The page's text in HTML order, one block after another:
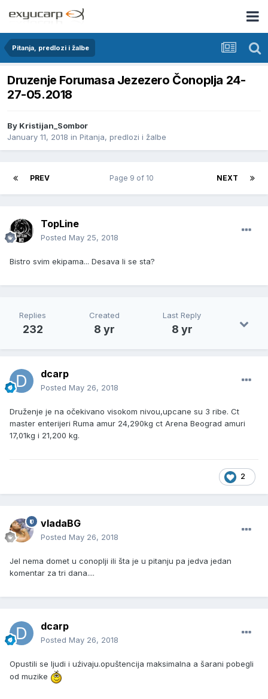
Pitanja, predlozi i žalbe
Druzenje Forumasa Jezezero Čonoplja 24-
27-05.2018
By Kristijan_Sombor
January 11, 2018 in Pitanja, predlozi i žalbe
PREV NEXT
Page 9 of 10
TopLine
Posted May 25, 2018
Bistro svim ekipama... Desava li se sta?
Replies
232
Created
8 yr
Last Reply
8 yr
dcarp
Posted May 26, 2018
Druženje je na očekivano visokom nivou,upcane su 3 ribe. Ct
master enterijeri Ruma amur 24,290kg ct Arena Beograd amuri
17,01kg i 21,200 kg.
2
vladaBG
Posted May 26, 2018
Jel nema domet u conoplji ili šta je u pitanju pa jedva jedan
komentar za tri dana....
dcarp
Posted May 26, 2018
Opustili se ljudi i uźivaju.opuštencija maksimalna a šarani pobegli
od muzike